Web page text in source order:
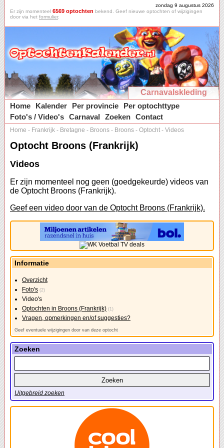
zondag 9 augustus 2026
Er zijn momenteel 6569 optochten bekend. Geef nieuwe optochten of wijzigingen
door via het formulier.
Carnavalskleding
Home
Kalender Per provincie
Per optochttype
Foto's / Video's Carnaval Zoeken Contact
Home - Frankrijk - Bretagne - Broons - Broons - Optocht - Videos
Optocht Broons (Frankrijk)
Videos
Er zijn momenteel nog geen (goedgekeurde) videos van
de Optocht Broons (Frankrijk).
Geef een video door van de Optocht Broons (Frankrijk).
Informatie
Overzicht
Foto's (2)
Video's
Optochten in Broons (Frankrijk) (1)
Vragen, opmerkingen en/of suggesties?
Geef eventuele wijzigingen door van deze optocht
Zoeken
Uitgebreid zoeken